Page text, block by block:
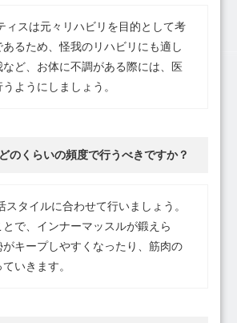
ィスは元々リハビリを目的として考
るため、怪我のリハビリにも適し
ど、お体に不調がある際には、医
ようにしましょう。
のくらいの頻度で行うべきですか？
スタイルに合わせて行いましょう。
で、インナーマッスルが鍛えら
キープしやすくなったり、筋肉の
いきます。